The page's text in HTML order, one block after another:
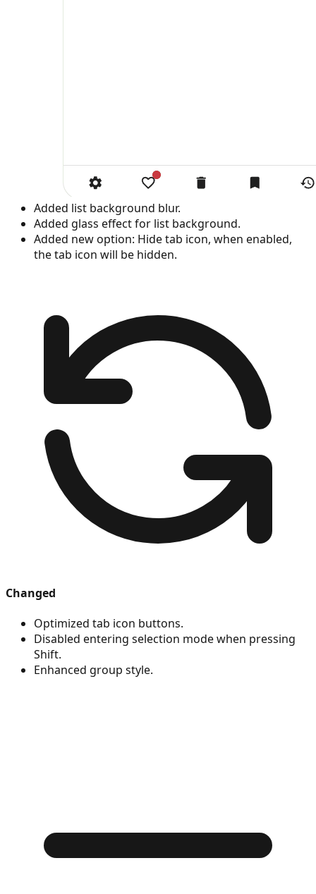
Added list background blur.
Added glass effect for list background.
Added new option: Hide tab icon, when enabled,
the tab icon will be hidden.
Changed
Optimized tab icon buttons.
Disabled entering selection mode when pressing
Shift.
Enhanced group style.